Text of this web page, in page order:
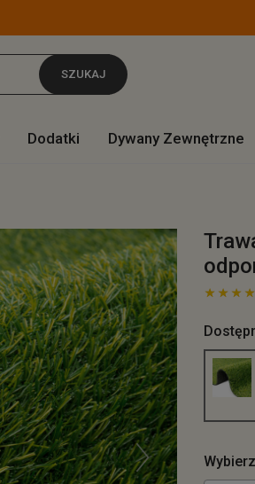
SZUKAJ
Dodatki Dywany Zewnętrzne